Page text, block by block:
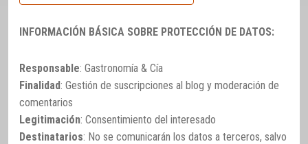
INFORMACIÓN BÁSICA SOBRE PROTECCIÓN DE DATOS:
Responsable: Gastronomía & Cía
Finalidad: Gestión de suscripciones al blog y moderación de
comentarios
Legitimación: Consentimiento del interesado
Destinatarios: No se comunicarán los datos a terceros, salvo